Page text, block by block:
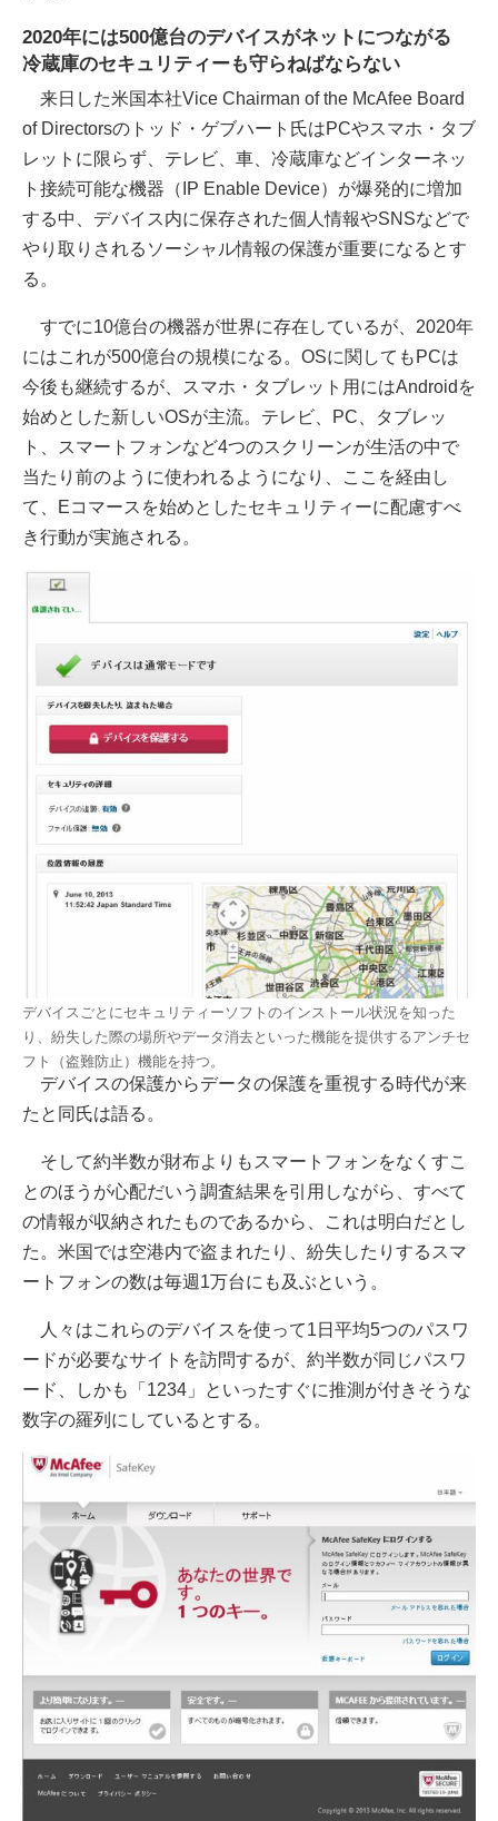
2020年には500億台のデバイスがネットにつながる
冷蔵庫のセキュリティーも守らねばならない
来日した米国本社Vice Chairman of the McAfee Board
of Directorsのトッド・ゲブハート氏はPCやスマホ・タブ
レットに限らず、テレビ、車、冷蔵庫などインターネッ
ト接続可能な機器（IP Enable Device）が爆発的に増加
する中、デバイス内に保存された個人情報やSNSなどで
やり取りされるソーシャル情報の保護が重要になるとす
る。
すでに10億台の機器が世界に存在しているが、2020年
にはこれが500億台の規模になる。OSに関してもPCは
今後も継続するが、スマホ・タブレット用にはAndroidを
始めとした新しいOSが主流。テレビ、PC、タブレッ
ト、スマートフォンなど4つのスクリーンが生活の中で
当たり前のように使われるようになり、ここを経由し
て、Eコマースを始めとしたセキュリティーに配慮すべ
き行動が実施される。
デバイスごとにセキュリティーソフトのインストール状況を知った
り、紛失した際の場所やデータ消去といった機能を提供するアンチセ
フト（盗難防止）機能を持つ。
デバイスの保護からデータの保護を重視する時代が来
たと同氏は語る。
そして約半数が財布よりもスマートフォンをなくすこ
とのほうが心配だいう調査結果を引用しながら、すべて
の情報が収納されたものであるから、これは明白だとし
た。米国では空港内で盗まれたり、紛失したりするスマ
ートフォンの数は毎週1万台にも及ぶという。
人々はこれらのデバイスを使って1日平均5つのパスワ
ードが必要なサイトを訪問するが、約半数が同じパスワ
ード、しかも「1234」といったすぐに推測が付きそうな
数字の羅列にしているとする。